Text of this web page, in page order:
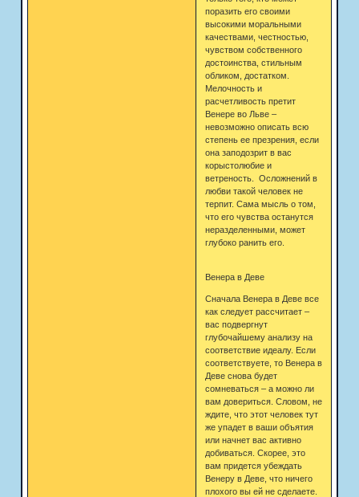
поразить его своими
высокими моральными
качествами, честностью,
чувством собственного
достоинства, стильным
обликом, достатком.
Мелочность и
расчетливость претит
Венере во Льве –
невозможно описать всю
степень ее презрения, если
она заподозрит в вас
корыстолюбие и
ветреность. Осложнений в
любви такой человек не
терпит. Сама мысль о том,
что его чувства останутся
неразделенными, может
глубоко ранить его.
Венера в Деве
Сначала Венера в Деве все
как следует рассчитает –
вас подвергнут
глубочайшему анализу на
соответствие идеалу. Если
соответствуете, то Венера в
Деве снова будет
сомневаться – а можно ли
вам довериться. Словом, не
ждите, что этот человек тут
же упадет в ваши объятия
или начнет вас активно
добиваться. Скорее, это
вам придется убеждать
Венеру в Деве, что ничего
плохого вы ей не сделаете.